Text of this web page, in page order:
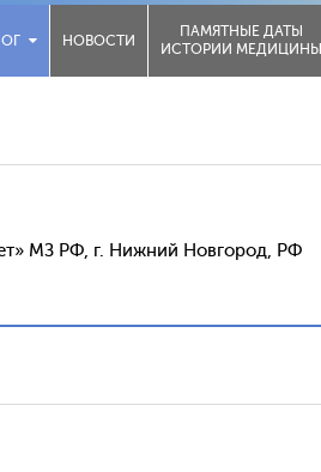
НОВОСТИ
ПАМЯТНЫЕ ДАТЫ
ИСТОРИИ МЕДИЦИНЫ
МЗ РФ, г. Нижний Новгород, РФ